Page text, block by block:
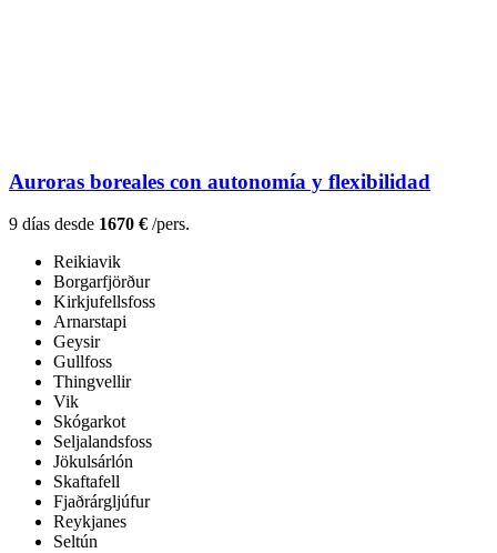
Auroras boreales con autonomía y flexibilidad
9 días desde 1670 € /pers.
Reikiavik
Borgarfjörður
Kirkjufellsfoss
Arnarstapi
Geysir
Gullfoss
Thingvellir
Vik
Skógarkot
Seljalandsfoss
Jökulsárlón
Skaftafell
Fjaðrárgljúfur
Reykjanes
Seltún